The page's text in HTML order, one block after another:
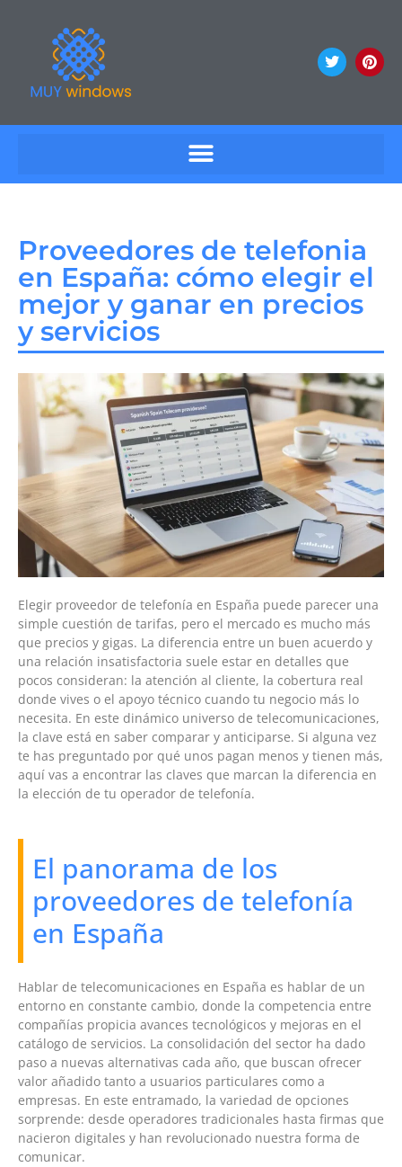
Proveedores de telefonia
en España: cómo elegir el
mejor y ganar en precios
y servicios
Elegir proveedor de telefonía en España puede parecer una
simple cuestión de tarifas, pero el mercado es mucho más
que precios y gigas. La diferencia entre un buen acuerdo y
una relación insatisfactoria suele estar en detalles que
pocos consideran: la atención al cliente, la cobertura real
donde vives o el apoyo técnico cuando tu negocio más lo
necesita. En este dinámico universo de telecomunicaciones,
la clave está en saber comparar y anticiparse. Si alguna vez
te has preguntado por qué unos pagan menos y tienen más,
aquí vas a encontrar las claves que marcan la diferencia en
la elección de tu operador de telefonía.
El panorama de los
proveedores de telefonía
en España
Hablar de telecomunicaciones en España es hablar de un
entorno en constante cambio, donde la competencia entre
compañías propicia avances tecnológicos y mejoras en el
catálogo de servicios. La consolidación del sector ha dado
paso a nuevas alternativas cada año, que buscan ofrecer
valor añadido tanto a usuarios particulares como a
empresas. En este entramado, la variedad de opciones
sorprende: desde operadores tradicionales hasta firmas que
nacieron digitales y han revolucionado nuestra forma de
comunicar.